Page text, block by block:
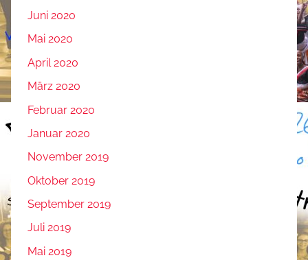
Juni 2020
Mai 2020
April 2020
März 2020
Februar 2020
Januar 2020
November 2019
Oktober 2019
September 2019
Juli 2019
Mai 2019